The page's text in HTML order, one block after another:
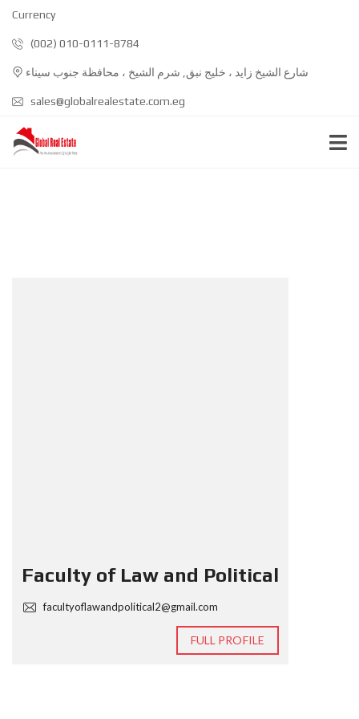
Currency
(002) 010-0111-8784
شارع الشيخ زايد ، خليج نبق, شرم الشيخ ، محافظة جنوب سيناء
sales@globalrealestate.com.eg
Faculty of Law and Political
facultyoflawandpolitical2@gmail.com
FULL PROFILE